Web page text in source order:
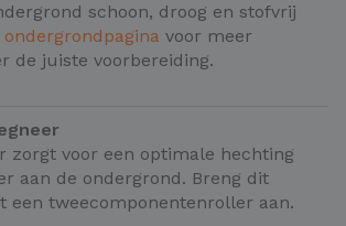
schoon, droog en stofvrij
ondergrondpagina voor meer
de juiste voorbereiding.
zorgt voor een optimale hechting
aan de ondergrond. Breng dit
een tweecomponentenroller aan.